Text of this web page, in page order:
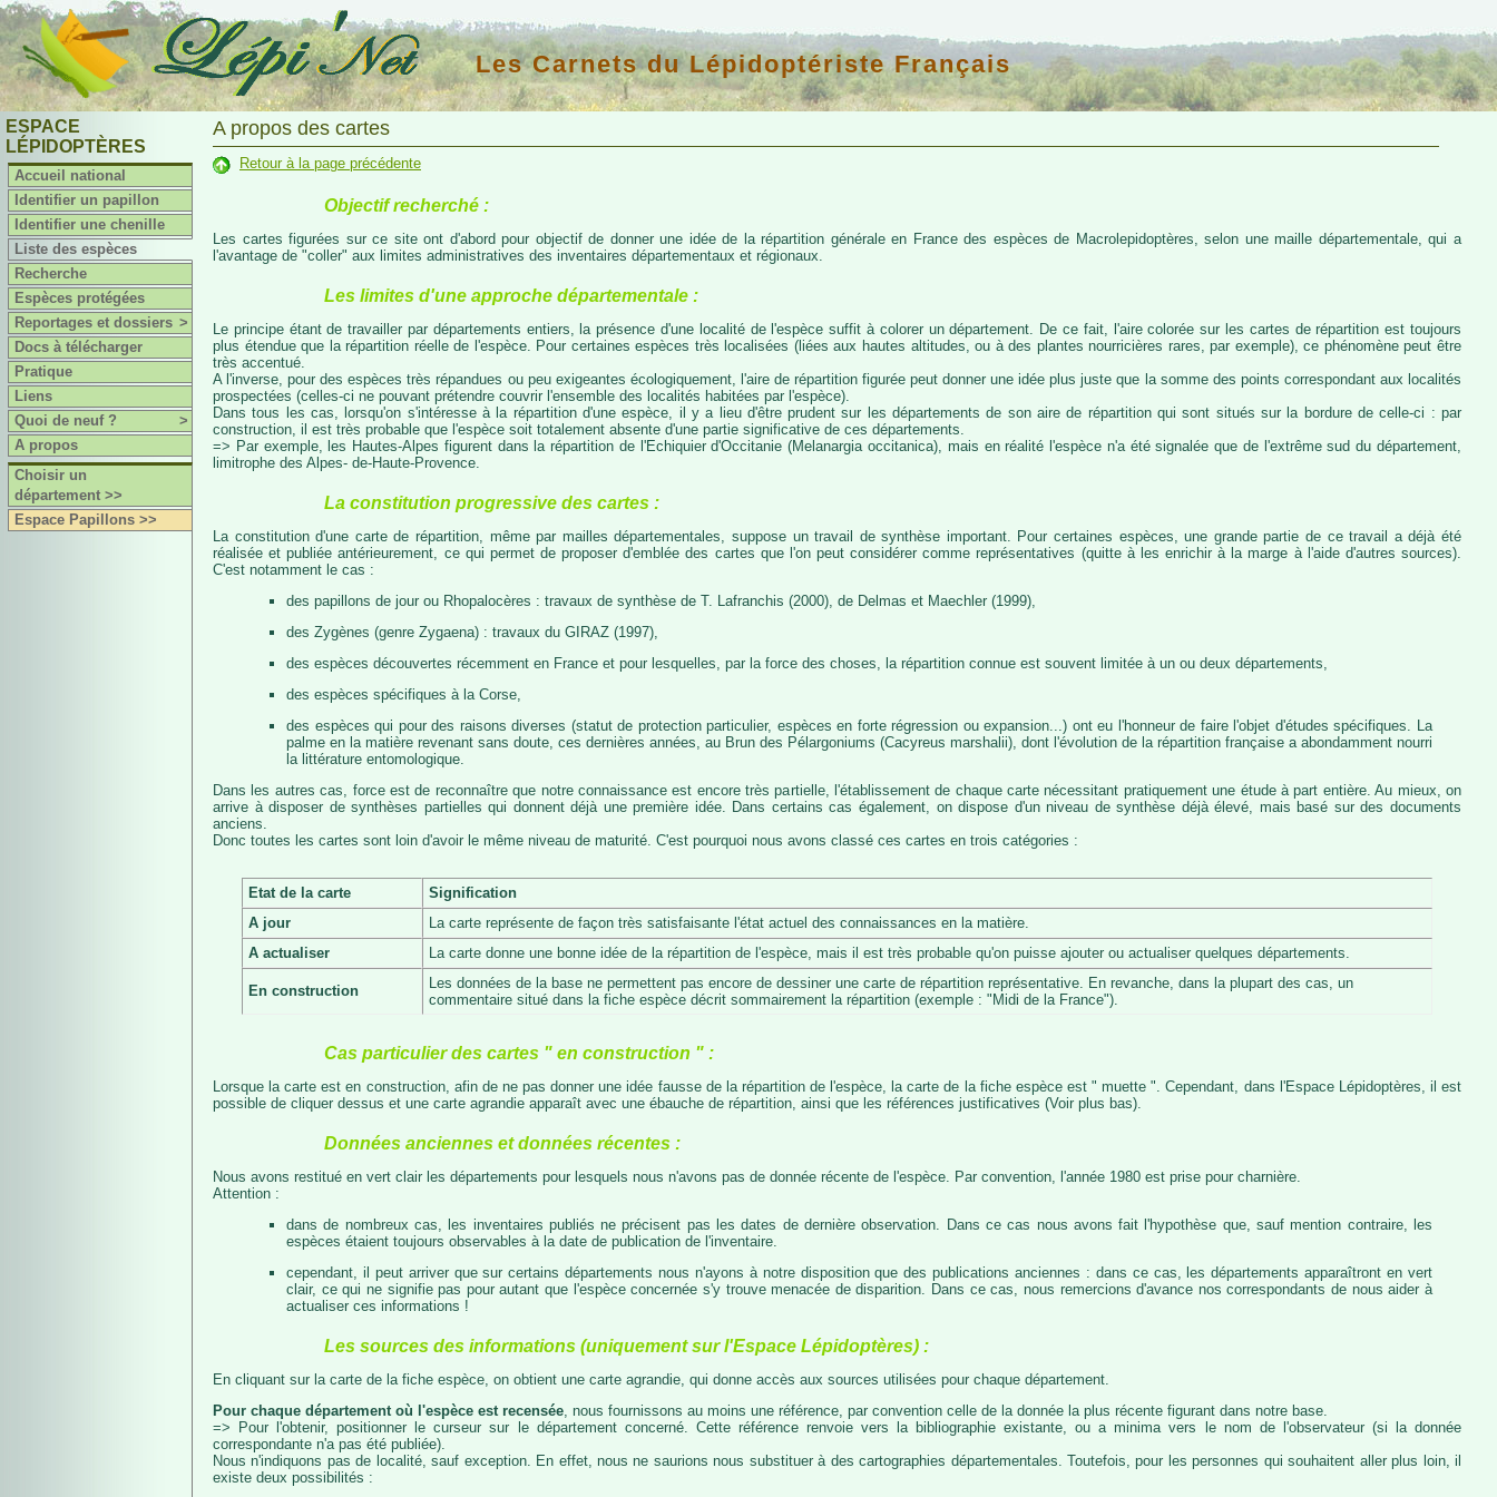
Les Carnets du Lépidoptériste Français
ESPACE
LÉPIDOPTÈRES
Accueil national
Identifier un papillon
Identifier une chenille
Liste des espèces
Recherche
Espèces protégées
Reportages et dossiers >
Docs à télécharger
Pratique
Liens
Quoi de neuf ?
>
A propos
Choisir un
département >>
Espace Papillons >>
A propos des cartes
Retour à la page précédente
Objectif recherché :
Les cartes figurées sur ce site ont d'abord pour objectif de donner une idée de la répartition générale en France des espèces de Macrolepidoptères, selon une maille départementale, qui a
l'avantage de "coller" aux limites administratives des inventaires départementaux et régionaux.
Les limites d'une approche départementale :
Le principe étant de travailler par départements entiers, la présence d'une localité de l'espèce suffit à colorer un département. De ce fait, l'aire colorée sur les cartes de répartition est toujours
plus étendue que la répartition réelle de l'espèce. Pour certaines espèces très localisées (liées aux hautes altitudes, ou à des plantes nourricières rares, par exemple), ce phénomène peut être
très accentué.
A l'inverse, pour des espèces très répandues ou peu exigeantes écologiquement, l'aire de répartition figurée peut donner une idée plus juste que la somme des points correspondant aux localités
prospectées (celles-ci ne pouvant prétendre couvrir l'ensemble des localités habitées par l'espèce).
Dans tous les cas, lorsqu'on s'intéresse à la répartition d'une espèce, il y a lieu d'être prudent sur les départements de son aire de répartition qui sont situés sur la bordure de celle-ci : par
construction, il est très probable que l'espèce soit totalement absente d'une partie significative de ces départements.
=> Par exemple, les Hautes-Alpes figurent dans la répartition de l'Echiquier d'Occitanie (Melanargia occitanica), mais en réalité l'espèce n'a été signalée que de l'extrême sud du département,
limitrophe des Alpes- de-Haute-Provence.
La constitution progressive des cartes :
La constitution d'une carte de répartition, même par mailles départementales, suppose un travail de synthèse important. Pour certaines espèces, une grande partie de ce travail a déjà été
réalisée et publiée antérieurement, ce qui permet de proposer d'emblée des cartes que l'on peut considérer comme représentatives (quitte à les enrichir à la marge à l'aide d'autres sources).
C'est notamment le cas :
des papillons de jour ou Rhopalocères : travaux de synthèse de T. Lafranchis (2000), de Delmas et Maechler (1999),
des Zygènes (genre Zygaena) : travaux du GIRAZ (1997),
des espèces découvertes récemment en France et pour lesquelles, par la force des choses, la répartition connue est souvent limitée à un ou deux départements,
des espèces spécifiques à la Corse,
des espèces qui pour des raisons diverses (statut de protection particulier, espèces en forte régression ou expansion...) ont eu l'honneur de faire l'objet d'études spécifiques. La
palme en la matière revenant sans doute, ces dernières années, au Brun des Pélargoniums (Cacyreus marshalii), dont l'évolution de la répartition française a abondamment nourri
la littérature entomologique.
Dans les autres cas, force est de reconnaître que notre connaissance est encore très partielle, l'établissement de chaque carte nécessitant pratiquement une étude à part entière. Au mieux, on
arrive à disposer de synthèses partielles qui donnent déjà une première idée. Dans certains cas également, on dispose d'un niveau de synthèse déjà élevé, mais basé sur des documents
anciens.
Donc toutes les cartes sont loin d'avoir le même niveau de maturité. C'est pourquoi nous avons classé ces cartes en trois catégories :
Etat de la carte
Signification
A jour
La carte représente de façon très satisfaisante l'état actuel des connaissances en la matière.
A actualiser
La carte donne une bonne idée de la répartition de l'espèce, mais il est très probable qu'on puisse ajouter ou actualiser quelques départements.
En construction
Les données de la base ne permettent pas encore de dessiner une carte de répartition représentative. En revanche, dans la plupart des cas, un
commentaire situé dans la fiche espèce décrit sommairement la répartition (exemple : "Midi de la France").
Cas particulier des cartes " en construction " :
Lorsque la carte est en construction, afin de ne pas donner une idée fausse de la répartition de l'espèce, la carte de la fiche espèce est " muette ". Cependant, dans l'Espace Lépidoptères, il est
possible de cliquer dessus et une carte agrandie apparaît avec une ébauche de répartition, ainsi que les références justificatives (Voir plus bas).
Données anciennes et données récentes :
Nous avons restitué en vert clair les départements pour lesquels nous n'avons pas de donnée récente de l'espèce. Par convention, l'année 1980 est prise pour charnière.
Attention :
dans de nombreux cas, les inventaires publiés ne précisent pas les dates de dernière observation. Dans ce cas nous avons fait l'hypothèse que, sauf mention contraire, les
espèces étaient toujours observables à la date de publication de l'inventaire.
cependant, il peut arriver que sur certains départements nous n'ayons à notre disposition que des publications anciennes : dans ce cas, les départements apparaîtront en vert
clair, ce qui ne signifie pas pour autant que l'espèce concernée s'y trouve menacée de disparition. Dans ce cas, nous remercions d'avance nos correspondants de nous aider à
actualiser ces informations !
Les sources des informations (uniquement sur l'Espace Lépidoptères) :
En cliquant sur la carte de la fiche espèce, on obtient une carte agrandie, qui donne accès aux sources utilisées pour chaque département.
Pour chaque département où l'espèce est recensée , nous fournissons au moins une référence, par convention celle de la donnée la plus récente figurant dans notre base.
=> Pour l'obtenir, positionner le curseur sur le département concerné. Cette référence renvoie vers la bibliographie existante, ou a minima vers le nom de l'observateur (si la donnée
correspondante n'a pas été publiée).
Nous n'indiquons pas de localité, sauf exception. En effet, nous ne saurions nous substituer à des cartographies départementales. Toutefois, pour les personnes qui souhaitent aller plus loin, il
existe deux possibilités :